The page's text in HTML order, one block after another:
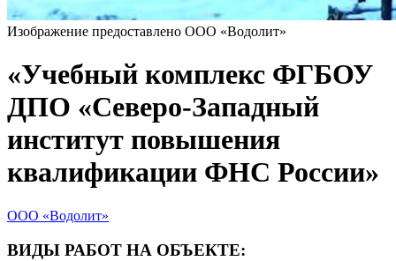
Изображение предоставлено ООО «Водолит»
«Учебный комплекс ФГБОУ
ДПО «Северо-Западный
институт повышения
квалификации ФНС России»
ООО «Водолит»
ВИДЫ РАБОТ НА ОБЪЕКТЕ: